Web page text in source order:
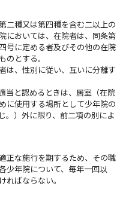
二種又は第四種を含む二以上の
においては、在院者は、同条第
号に定める者及びその他の在院
のとする。
は、性別に従い、互いに分離す
当と認めるときは、居室（在院
に使用する場所として少年院の
。）外に限り、前二項の別によ
正な施行を期するため、その職
少年院について、毎年一回以
ればならない。